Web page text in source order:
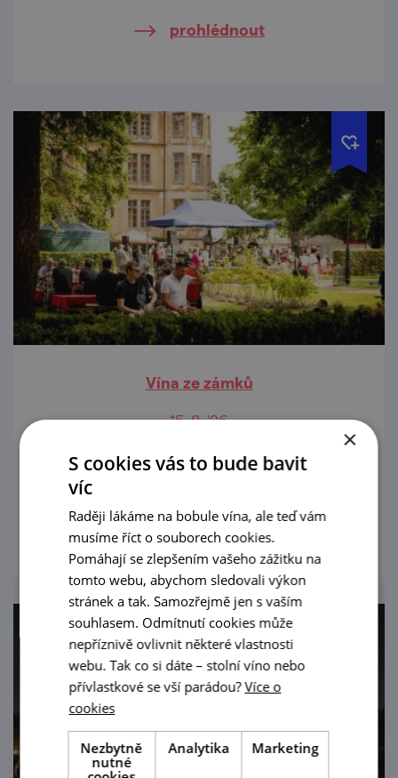
prohlédnout
Vína ze zámků
15. 8. '26
Mezinárodní přehlídka zámeckých vinařství
a bohatý doprovodný program.
prohlédnout
×
S cookies vás to bude bavit
víc
Raději lákáme na bobule vína, ale teď vám
musíme říct o souborech cookies.
Pomáhají se zlepšením vašeho zážitku na
tomto webu, abychom sledovali výkon
stránek a tak. Samozřejmě jen s vaším
souhlasem. Odmítnutí cookies může
nepříznivě ovlivnit některé vlastnosti
webu. Tak co si dáte – stolní víno nebo
přívlastkové se vší parádou?Více o
cookies
Nezbytně
nutné
Analytika Marketing